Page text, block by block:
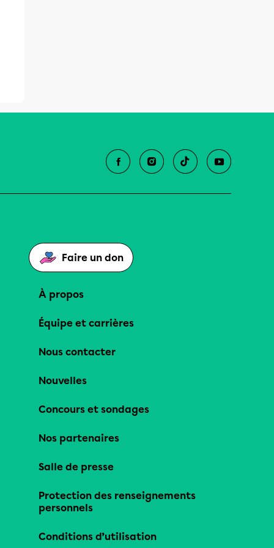
Faire un don
À propos
Équipe et carrières
Nous contacter
Nouvelles
Concours et sondages
Nos partenaires
Salle de presse
Protection des renseignements
personnels
Conditions d’utilisation